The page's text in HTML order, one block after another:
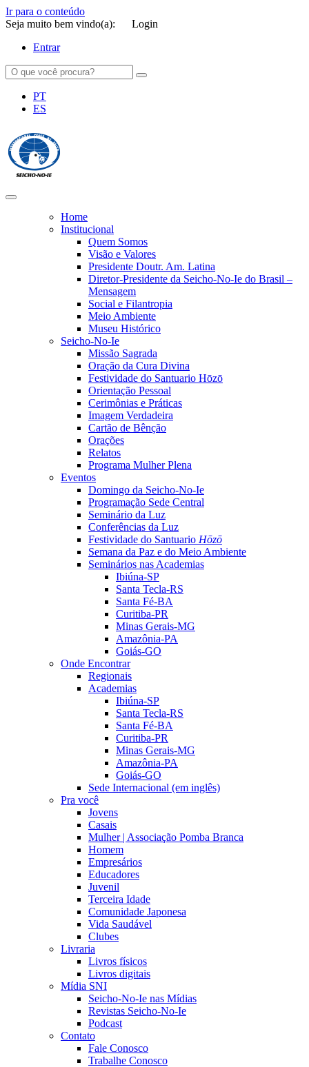
Ir para o conteúdo
Seja muito bem vindo(a):
Login
Entrar
PT
ES
Home
Institucional
Quem Somos
Visão e Valores
Presidente Doutr. Am. Latina
Diretor-Presidente da Seicho-No-Ie do Brasil –
Mensagem
Social e Filantropia
Meio Ambiente
Museu Histórico
Seicho-No-Ie
Missão Sagrada
Oração da Cura Divina
Festividade do Santuario Hōzō
Orientação Pessoal
Cerimônias e Práticas
Imagem Verdadeira
Cartão de Bênção
Orações
Relatos
Programa Mulher Plena
Eventos
Domingo da Seicho-No-Ie
Programação Sede Central
Seminário da Luz
Conferências da Luz
Festividade do Santuario Hōzō
Semana da Paz e do Meio Ambiente
Seminários nas Academias
Ibiúna-SP
Santa Tecla-RS
Santa Fé-BA
Curitiba-PR
Minas Gerais-MG
Amazônia-PA
Goiás-GO
Onde Encontrar
Regionais
Academias
Ibiúna-SP
Santa Tecla-RS
Santa Fé-BA
Curitiba-PR
Minas Gerais-MG
Amazônia-PA
Goiás-GO
Sede Internacional (em inglês)
Pra você
Jovens
Casais
Mulher | Associação Pomba Branca
Homem
Empresários
Educadores
Juvenil
Terceira Idade
Comunidade Japonesa
Vida Saudável
Clubes
Livraria
Livros físicos
Livros digitais
Mídia SNI
Seicho-No-Ie nas Mídias
Revistas Seicho-No-Ie
Podcast
Contato
Fale Conosco
Trabalhe Conosco